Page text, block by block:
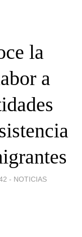
la
a
- NOTICIAS